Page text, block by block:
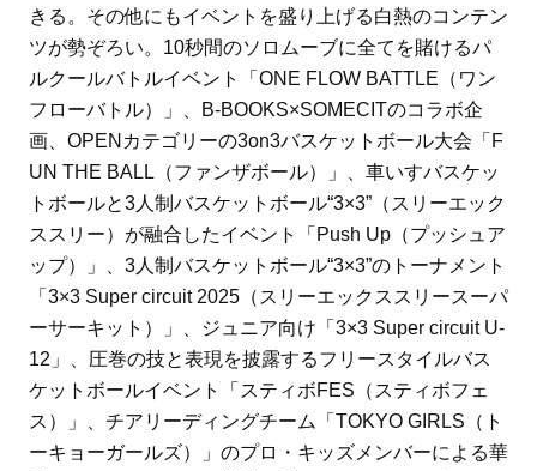
きる。その他にもイベントを盛り上げる白熱のコンテン
ツが勢ぞろい。10秒間のソロムーブに全てを賭けるパ
ルクールバトルイベント「ONE FLOW BATTLE（ワン
フローバトル）」、B-BOOKS×SOMECITのコラボ企
画、OPENカテゴリーの3on3バスケットボール大会「F
UN THE BALL（ファンザボール）」、車いすバスケッ
トボールと3人制バスケットボール“3×3”（スリーエック
ススリー）が融合したイベント「Push Up（プッシュア
ップ）」、3人制バスケットボール“3×3”のトーナメント
「3×3 Super circuit 2025（スリーエックススリースーパ
ーサーキット）」、ジュニア向け「3×3 Super circuit U-
12」、圧巻の技と表現を披露するフリースタイルバス
ケットボールイベント「スティボFES（スティボフェ
ス）」、チアリーディングチーム「TOKYO GIRLS（ト
ーキョーガールズ）」のプロ・キッズメンバーによる華